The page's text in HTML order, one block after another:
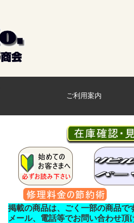
ご利用案内
掲載の商品は、ごく一部の商品で
メール、電話等でお問い合わせ頂